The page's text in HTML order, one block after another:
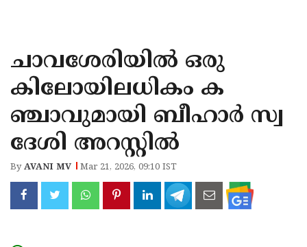
KANNUR
KASARAGOD
ചാവശേരിയിൽ ഒരു
കിലോയിലധികം ക
ഞ്ചാവുമായി ബീഹാർ സ്വ
ദേശി അറസ്റ്റിൽ
ByAVANI MV Mar 21, 2026, 09:10 IST